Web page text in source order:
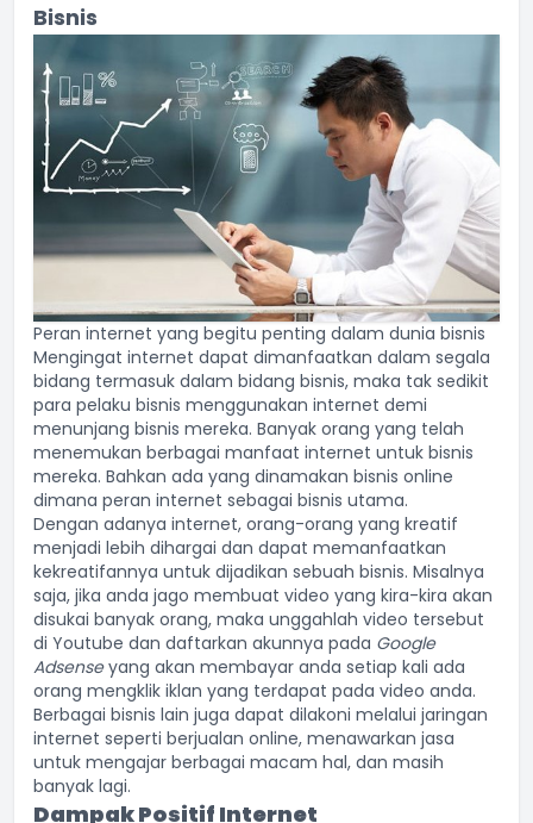
Bisnis
Peran internet yang begitu penting dalam dunia bisnis
Mengingat internet dapat dimanfaatkan dalam segala
bidang termasuk dalam bidang bisnis, maka tak sedikit
para pelaku bisnis menggunakan internet demi
menunjang bisnis mereka. Banyak orang yang telah
menemukan berbagai manfaat internet untuk bisnis
mereka. Bahkan ada yang dinamakan bisnis online
dimana peran internet sebagai bisnis utama.
Dengan adanya internet, orang-orang yang kreatif
menjadi lebih dihargai dan dapat memanfaatkan
kekreatifannya untuk dijadikan sebuah bisnis. Misalnya
saja, jika anda jago membuat video yang kira-kira akan
disukai banyak orang, maka unggahlah video tersebut
di Youtube dan daftarkan akunnya pada Google
Adsenseyang akan membayar anda setiap kali ada
orang mengklik iklan yang terdapat pada video anda.
Berbagai bisnis lain juga dapat dilakoni melalui jaringan
internet seperti berjualan online, menawarkan jasa
untuk mengajar berbagai macam hal, dan masih
banyak lagi.
Dampak Positif Internet